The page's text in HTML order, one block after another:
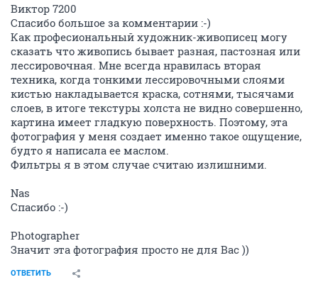
Виктор 7200
Спасибо большое за комментарии :-)
Как професиональный художник-живописец могу
сказать что живопись бывает разная, пастозная или
лессировочная. Мне всегда нравилась вторая
техника, когда тонкими лессировочными слоями
кистью накладывается краска, сотнями, тысячами
слоев, в итоге текстуры холста не видно совершенно,
картина имеет гладкую поверхность. Поэтому, эта
фотография у меня создает именно такое ощущение,
будто я написала ее маслом.
Фильтры я в этом случае считаю излишними.
Nas
Спасибо :-)
Photographer
Значит эта фотография просто не для Вас ))
ОТВЕТИТЬ